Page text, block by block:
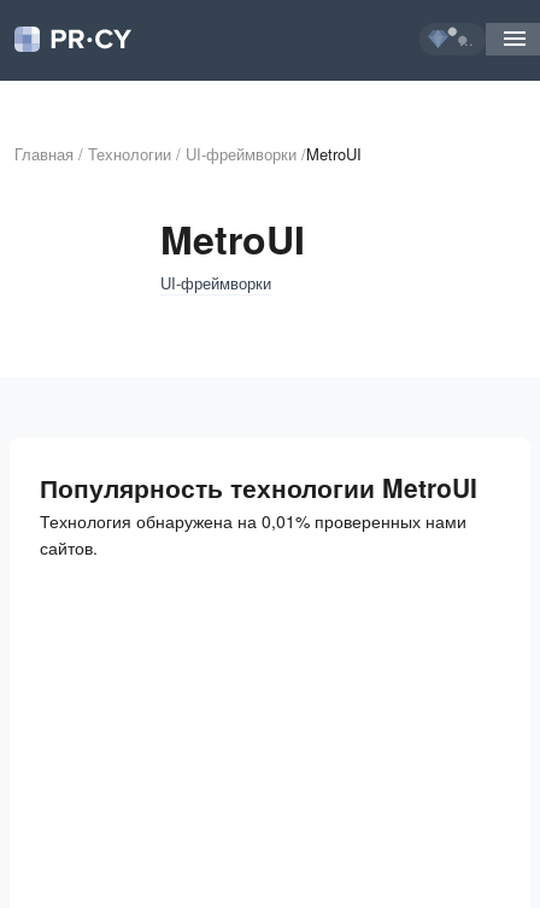
...
Главная / Технологии / UI-фреймворки /MetroUI
MetroUI
UI-фреймворки
Популярность технологии MetroUI
Технология обнаружена на 0,01% проверенных нами
сайтов.